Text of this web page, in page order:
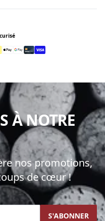
À NOTRE
nos promotions,
de cœur !
S'ABONNER